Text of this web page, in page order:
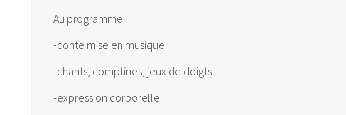
Au programme:
-conte mise en musique
-chants, comptines, jeux de doigts
-expression corporelle